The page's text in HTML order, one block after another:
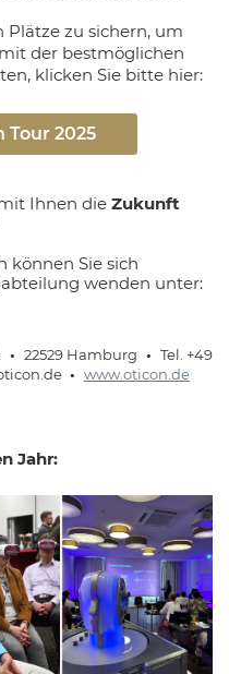
zu sichern, um
der bestmöglichen
klicken Sie bitte hier:
2025
Ihnen die Zukunft
können Sie sich
wenden unter:
• 22529 Hamburg • Tel. +49
• www.oticon.de
Jahr: